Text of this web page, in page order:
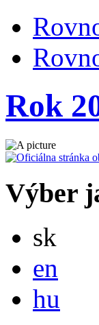
Rok
Výber
sk
en
hu